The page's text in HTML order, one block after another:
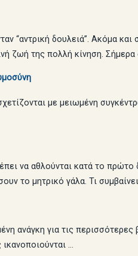
“αντρική δουλειά”. Ακόμα
ζωή της πολλή κίνηση.
με μειωμένη
να αθλούνται κατά το
το μητρικό γάλα. Τι
ανάγκη για τις
…